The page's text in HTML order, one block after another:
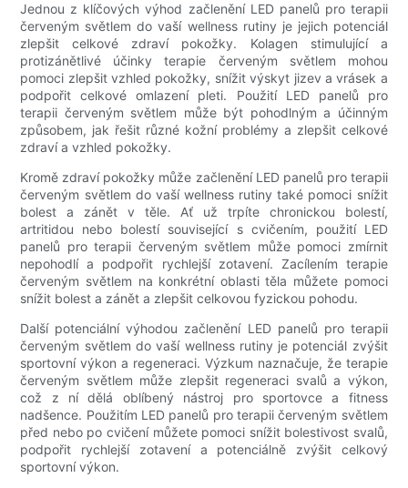
Jednou z klíčových výhod začlenění LED panelů pro terapii
červeným světlem do vaší wellness rutiny je jejich potenciál
zlepšit celkové zdraví pokožky. Kolagen stimulující a
protizánětlivé účinky terapie červeným světlem mohou
pomoci zlepšit vzhled pokožky, snížit výskyt jizev a vrásek a
podpořit celkové omlazení pleti. Použití LED panelů pro
terapii červeným světlem může být pohodlným a účinným
způsobem, jak řešit různé kožní problémy a zlepšit celkové
zdraví a vzhled pokožky.
Kromě zdraví pokožky může začlenění LED panelů pro terapii
červeným světlem do vaší wellness rutiny také pomoci snížit
bolest a zánět v těle. Ať už trpíte chronickou bolestí,
artritidou nebo bolestí související s cvičením, použití LED
panelů pro terapii červeným světlem může pomoci zmírnit
nepohodlí a podpořit rychlejší zotavení. Zacílením terapie
červeným světlem na konkrétní oblasti těla můžete pomoci
snížit bolest a zánět a zlepšit celkovou fyzickou pohodu.
Další potenciální výhodou začlenění LED panelů pro terapii
červeným světlem do vaší wellness rutiny je potenciál zvýšit
sportovní výkon a regeneraci. Výzkum naznačuje, že terapie
červeným světlem může zlepšit regeneraci svalů a výkon,
což z ní dělá oblíbený nástroj pro sportovce a fitness
nadšence. Použitím LED panelů pro terapii červeným světlem
před nebo po cvičení můžete pomoci snížit bolestivost svalů,
podpořit rychlejší zotavení a potenciálně zvýšit celkový
sportovní výkon.